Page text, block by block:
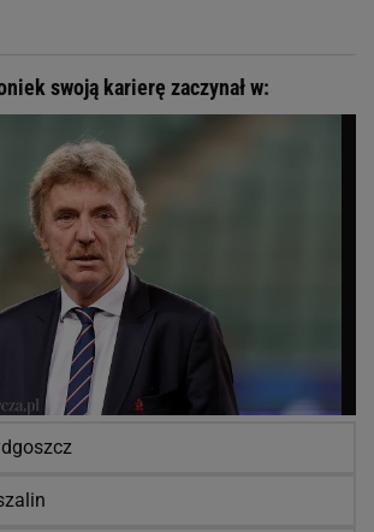
swoją karierę zaczynał w: